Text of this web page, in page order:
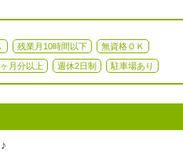
残業月10時間以下 無資格ＯＫ
月分以上 週休2日制 駐車場あり